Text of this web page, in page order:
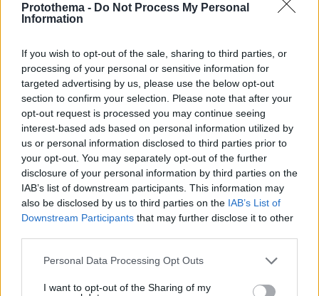
Protothema - Do Not Process My Personal
Information
If you wish to opt-out of the sale, sharing to third parties, or
processing of your personal or sensitive information for
targeted advertising by us, please use the below opt-out
section to confirm your selection. Please note that after your
opt-out request is processed you may continue seeing
interest-based ads based on personal information utilized by
us or personal information disclosed to third parties prior to
your opt-out. You may separately opt-out of the further
disclosure of your personal information by third parties on the
IAB’s list of downstream participants. This information may
also be disclosed by us to third parties on the IAB’s List of
Downstream Participants that may further disclose it to other
Please note that this website/app uses one or more Google
not limited to your visit or usage behaviour. You may click to
Personal Data Processing Opt Outs
I want to opt-out of the Sharing of my
10.06.2026, 20:52
Το αυτοκίνητο "εκινείτο" ή "κινείτο" και δεν
"κινούταν".
ΑΠΑΝΤΗΣΗ
έπινε για το χαμένο δίπλωμα
10.06.2026, 20:52
Μαζί του είμαστε
ΑΠΑΝΤΗΣΗ
Πολλοι
10.06.2026, 20:51